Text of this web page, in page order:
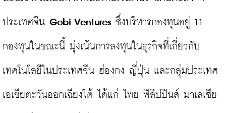
ประเทศจีน Gobi Ventures ซึ่งบริหารกองทุนอยู่ 11
กองทุนในขณะนี้ มุ่งเน้นการลงทุนในธุรกิจที่เกี่ยวกับ
เทคโนโลยีในประเทศจีน ฮ่องกง ญี่ปุ่น และกลุ่มประเทศ
เอเชียตะวันออกเฉียงใต้ ได้แก่ ไทย ฟิลิปปินส์ มาเลเซีย